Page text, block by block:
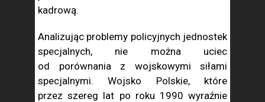
kadrową.
Analizując problemy policyjnych jednostek
specjalnych, nie można uciec
od porównania z wojskowymi siłami
specjalnymi. Wojsko Polskie, które
przez szereg lat po roku 1990 wyraźnie